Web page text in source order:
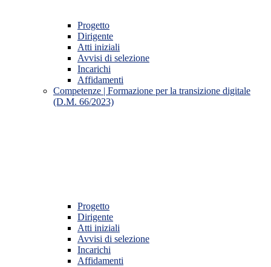
Progetto
Dirigente
Atti iniziali
Avvisi di selezione
Incarichi
Affidamenti
Competenze | Formazione per la transizione digitale
(D.M. 66/2023)
Progetto
Dirigente
Atti iniziali
Avvisi di selezione
Incarichi
Affidamenti